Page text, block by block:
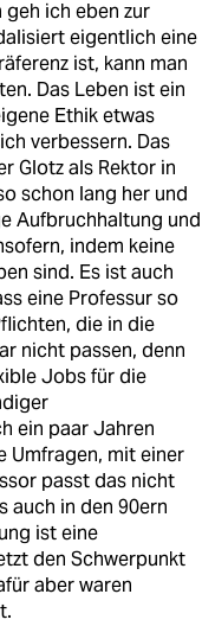
ich eben zur
eigentlich eine
ist, kann man
Das Leben ist ein
Ethik etwas
verbessern. Das
Glotz als Rektor in
schon lang her und
Aufbruchhaltung und
indem keine
sind. Es ist auch
eine Professur so
die in die
nicht passen, denn
Jobs für die
ein paar Jahren
Umfragen, mit einer
passt das nicht
auch in den 90ern
ist eine
den Schwerpunkt
aber waren